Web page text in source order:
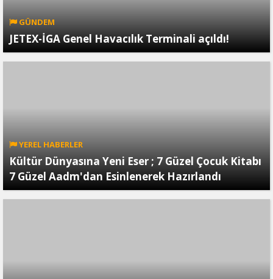
GÜNDEM
JETEX-İGA Genel Havacılık Terminali açıldı!
YEREL HABERLER
Kültür Dünyasına Yeni Eser ; 7 Güzel Çocuk Kitabı
7 Güzel Aadm'dan Esinlenerek Hazırlandı